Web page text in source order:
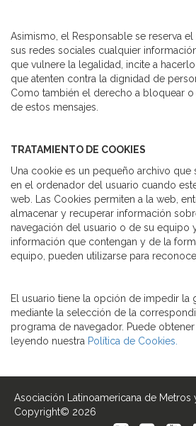
Asimismo, el Responsable se reserva
sus redes sociales cualquier
que vulnere la legalidad, incite a
que atenten contra la dignidad de
Como también el derecho a bloquear
de estos mensajes.
TRATAMIENTO DE COOKIES
Una cookie es un pequeño archivo que
en el ordenador del usuario cuando
web. Las Cookies permiten a la web,
almacenar y recuperar información
navegación del usuario o de su equipo
información que contengan y de la
equipo, pueden utilizarse para
El usuario tiene la opción de impedir la
mediante la selección de la
programa de navegador. Puede
leyendo nuestra Política de Cookies.
Asociación Latinoamericana de Metros
Copyright© 2026